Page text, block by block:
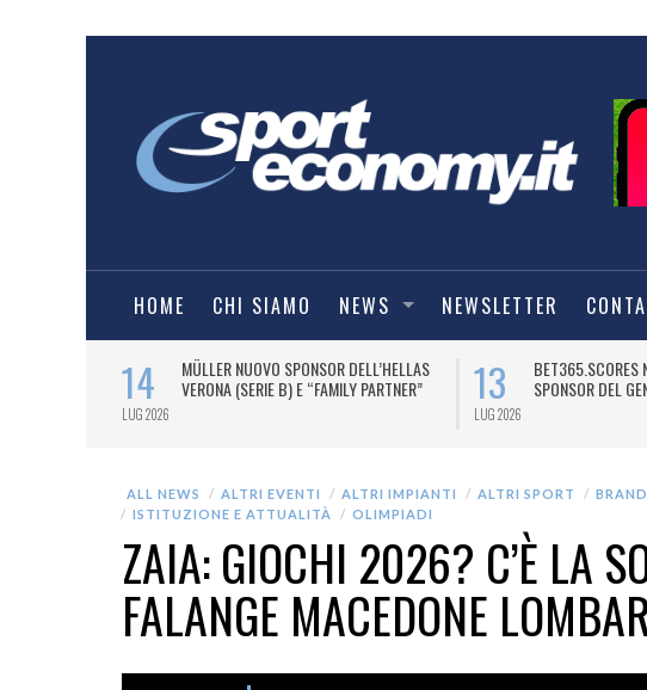
HOME CHI SIAMO NEWS NEWSLETTER
14
LUG 2026
MÜLLER NUOVO SPONSOR DELL’HELLAS
VERONA (SERIE B) E “FAMILY PARTNER”
13
LUG 2026
BET365.SCORES
SPONSOR DEL
ALL NEWS ALTRI EVENTI ALTRI IMPIANTI ALTRI SPORT BRAND
ISTITUZIONE E ATTUALITÀ
OLIMPIADI
ZAIA: GIOCHI 2026? C’È LA
FALANGE MACEDONE